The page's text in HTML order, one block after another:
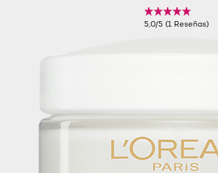
5,0/5 (1 Reseñas)